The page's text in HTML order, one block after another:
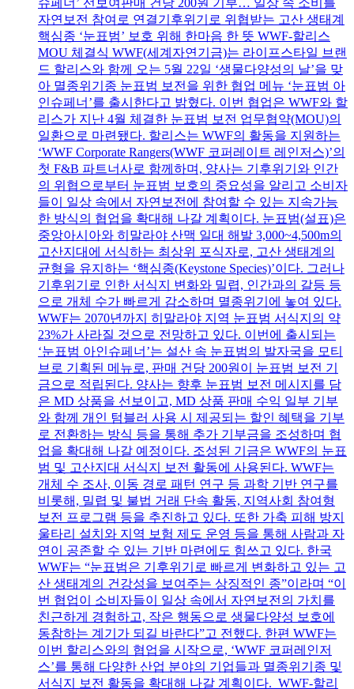
슈페너’ 선보여판매 건당 200원 기부… 일상 속 소비를
자연보전 참여로 연결기후위기로 위협받는 고산 생태계
핵심종 ‘눈표범’ 보호 위해 한마음 한 뜻 WWF-할리스
MOU 체결식 WWF(세계자연기금)는 라이프스타일 브랜
드 할리스와 함께 오는 5월 22일 ‘생물다양성의 날’을 맞
아 멸종위기종 눈표범 보전을 위한 협업 메뉴 ‘눈표범 아
인슈페너’를 출시한다고 밝혔다. 이번 협업은 WWF와 할
리스가 지난 4월 체결한 눈표범 보전 업무협약(MOU)의
일환으로 마련됐다. 할리스는 WWF의 활동을 지원하는
‘WWF Corporate Rangers(WWF 코퍼레이트 레인저스)’의
첫 F&B 파트너사로 함께하며, 양사는 기후위기와 인간
의 위협으로부터 눈표범 보호의 중요성을 알리고 소비자
들이 일상 속에서 자연보전에 참여할 수 있는 지속가능
한 방식의 협업을 확대해 나갈 계획이다. 눈표범(설표)은
중앙아시아와 히말라야 산맥 일대 해발 3,000~4,500m의
고산지대에 서식하는 최상위 포식자로, 고산 생태계의
균형을 유지하는 ‘핵심종(Keystone Species)’이다. 그러나
기후위기로 인한 서식지 변화와 밀렵, 인간과의 갈등 등
으로 개체 수가 빠르게 감소하며 멸종위기에 놓여 있다.
WWF는 2070년까지 히말라야 지역 눈표범 서식지의 약
23%가 사라질 것으로 전망하고 있다. 이번에 출시되는
‘눈표범 아인슈페너’는 설산 속 눈표범의 발자국을 모티
브로 기획된 메뉴로, 판매 건당 200원이 눈표범 보전 기
금으로 적립된다. 양사는 향후 눈표범 보전 메시지를 담
은 MD 상품을 선보이고, MD 상품 판매 수익 일부 기부
와 함께 개인 텀블러 사용 시 제공되는 할인 혜택을 기부
로 전환하는 방식 등을 통해 추가 기부금을 조성하며 협
업을 확대해 나갈 예정이다. 조성된 기금은 WWF의 눈표
범 및 고산지대 서식지 보전 활동에 사용된다. WWF는
개체 수 조사, 이동 경로 패턴 연구 등 과학 기반 연구를
비롯해, 밀렵 및 불법 거래 단속 활동, 지역사회 참여형
보전 프로그램 등을 추진하고 있다. 또한 가축 피해 방지
울타리 설치와 지역 보험 제도 운영 등을 통해 사람과 자
연이 공존할 수 있는 기반 마련에도 힘쓰고 있다. 한국
WWF는 “눈표범은 기후위기로 빠르게 변화하고 있는 고
산 생태계의 건강성을 보여주는 상징적인 종”이라며 “이
번 협업이 소비자들이 일상 속에서 자연보전의 가치를
친근하게 경험하고, 작은 행동으로 생물다양성 보호에
동참하는 계기가 되길 바란다”고 전했다. 한편 WWF는
이번 할리스와의 협업을 시작으로, ‘WWF 코퍼레인저
스’를 통해 다양한 산업 분야의 기업들과 멸종위기종 및
서식지 보전 활동을 확대해 나갈 계획이다. WWF-할리